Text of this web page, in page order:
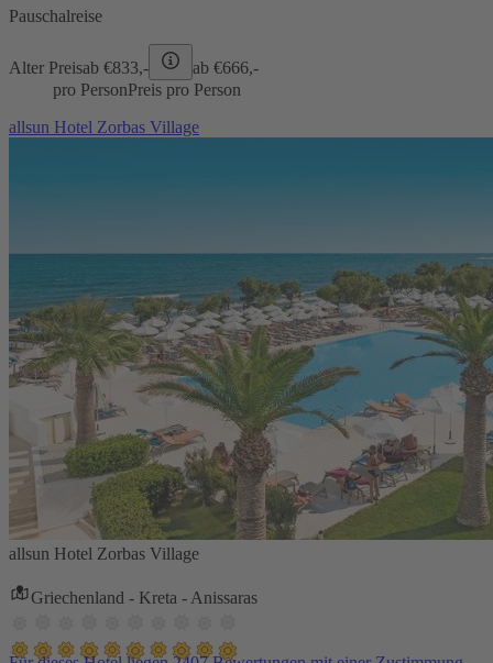
Pauschalreise
Alter Preisab €833,- ab €666,-
pro PersonPreis pro Person
allsun Hotel Zorbas Village
allsun Hotel Zorbas Village
Griechenland - Kreta - Anissaras